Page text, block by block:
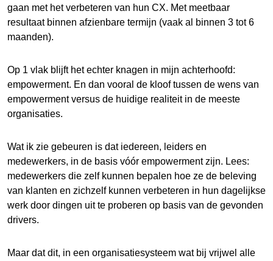
gaan met het verbeteren van hun CX. Met meetbaar
resultaat binnen afzienbare termijn (vaak al binnen 3 tot 6
maanden).
Op 1 vlak blijft het echter knagen in mijn achterhoofd:
empowerment. En dan vooral de kloof tussen de wens van
empowerment versus de huidige realiteit in de meeste
organisaties.
Wat ik zie gebeuren is dat iedereen, leiders en
medewerkers, in de basis vóór empowerment zijn. Lees:
medewerkers die zelf kunnen bepalen hoe ze de beleving
van klanten en zichzelf kunnen verbeteren in hun dagelijkse
werk door dingen uit te proberen op basis van de gevonden
drivers.
Maar dat dit, in een organisatiesysteem wat bij vrijwel alle